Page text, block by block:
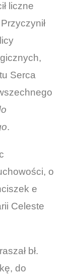
liczne
Serca
.
o
e
Celeste
bł.
do